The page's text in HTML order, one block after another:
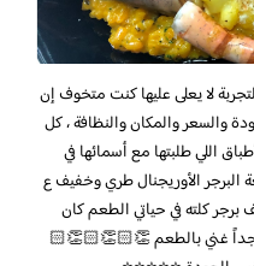
لا يعلى عليها كنت متخوف إن
والسعر والمكان والنظافة ، كل
اللي طلبتها مع أسمائها في
البرجر الأوريجنال طري وخفيف ع
كلته في حياتي الطعم كان
جداً غني بالطعم 👏🏻👏🏻👏🏻